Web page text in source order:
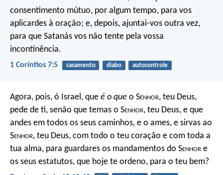
consentimento mútuo, por algum tempo, para vos
aplicardes à oração; e, depois, ajuntai-vos outra vez,
para que Satanás vos não tente pela vossa
incontinência.
1 Coríntios 7:5 casamento diabo autocontrole
Agora, pois, ó Israel, que é o que o Senhor, teu Deus,
pede de ti, senão que temas o Senhor, teu Deus, e que
andes em todos os seus caminhos, e o ames, e sirvas ao
Senhor, teu Deus, com todo o teu coração e com toda a
tua alma, para guardares os mandamentos do Senhor e
os seus estatutos, que hoje te ordeno, para o teu bem?